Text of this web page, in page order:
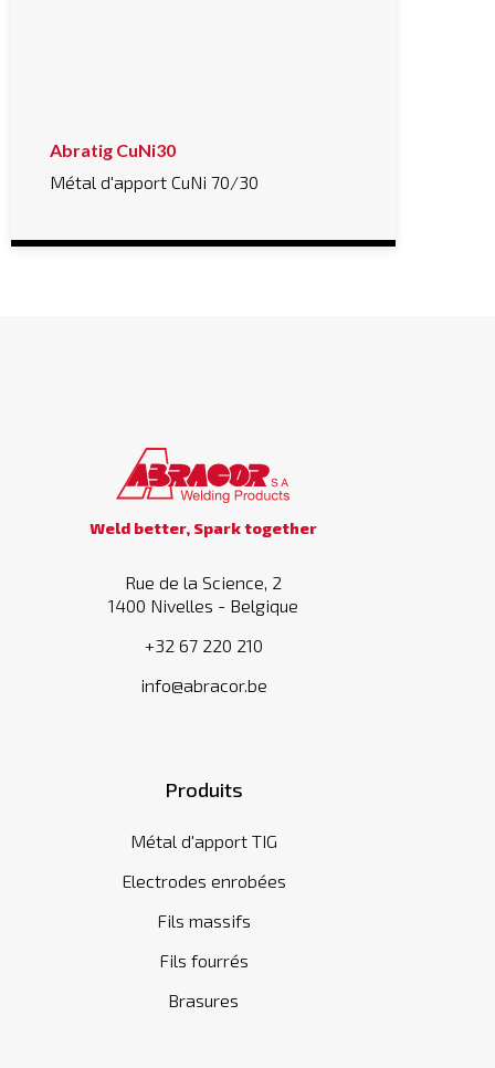
Abratig CuNi30
Métal d'apport CuNi 70/30
Weld better, Spark together
Rue de la Science, 2
1400 Nivelles - Belgique
+32 67 220 210
info@abracor.be
Produits
Métal d'apport TIG
Electrodes enrobées
Fils massifs
Fils fourrés
Brasures